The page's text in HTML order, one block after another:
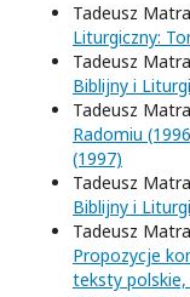
Tadeusz
Liturgiczny:
Tadeusz
Biblijny i
Tadeusz
Radomiu
(1997)
Tadeusz
Biblijny i
Tadeusz
Propozycje
teksty